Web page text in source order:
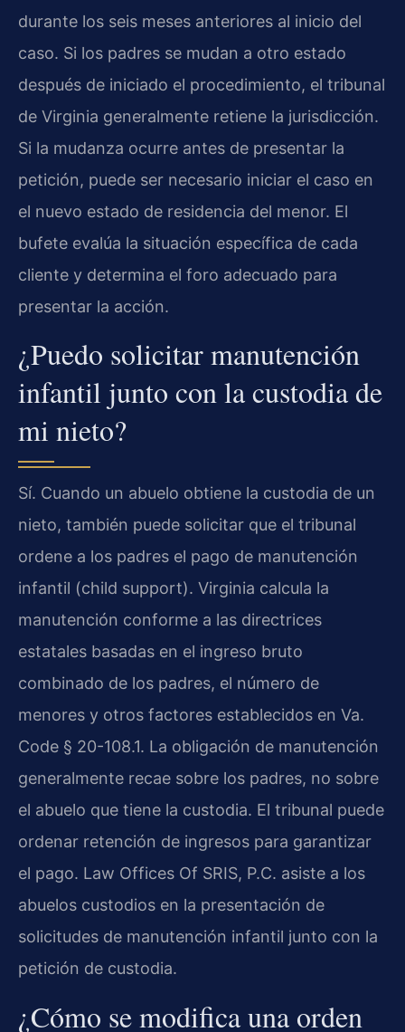
durante los seis meses anteriores al inicio del
caso. Si los padres se mudan a otro estado
después de iniciado el procedimiento, el tribunal
de Virginia generalmente retiene la jurisdicción.
Si la mudanza ocurre antes de presentar la
petición, puede ser necesario iniciar el caso en
el nuevo estado de residencia del menor. El
bufete evalúa la situación específica de cada
cliente y determina el foro adecuado para
presentar la acción.
¿Puedo solicitar manutención
infantil junto con la custodia de
mi nieto?
Sí. Cuando un abuelo obtiene la custodia de un
nieto, también puede solicitar que el tribunal
ordene a los padres el pago de manutención
infantil (child support). Virginia calcula la
manutención conforme a las directrices
estatales basadas en el ingreso bruto
combinado de los padres, el número de
menores y otros factores establecidos en Va.
Code § 20-108.1. La obligación de manutención
generalmente recae sobre los padres, no sobre
el abuelo que tiene la custodia. El tribunal puede
ordenar retención de ingresos para garantizar
el pago. Law Offices Of SRIS, P.C. asiste a los
abuelos custodios en la presentación de
solicitudes de manutención infantil junto con la
petición de custodia.
¿Cómo se modifica una orden